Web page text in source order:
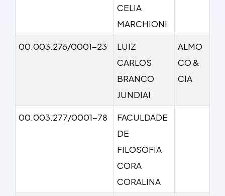
CELIA
MARCHIONI
00.003.276/0001-23
LUIZ
CARLOS
BRANCO
JUNDIAI
ALMO
CO &
CIA
00.003.277/0001-78
FACULDADE
DE
FILOSOFIA
CORA
CORALINA